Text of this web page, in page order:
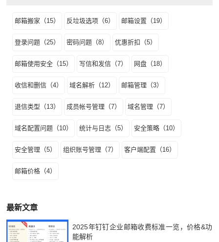
邮箱搬家（15） 反垃圾选项（6） 邮箱设置（19）
登录问题（25） 密码问题（8） 优惠折扣（5）
邮箱使用安全（15） 写信和发信（7） 网盘（18）
收信和删信（4） 域名解析（12） 邮箱管理（3）
退信类型（13） 成员帐号管理（7） 域名管理（7）
域名配置问题（10） 统计与日志（5） 安全策略（10）
安全管理（5） 组织账号管理（7） 客户端配置（16）
邮箱价格（4）
最新文章
2025年钉钉企业邮箱收费标准一览，价格&功
能解析